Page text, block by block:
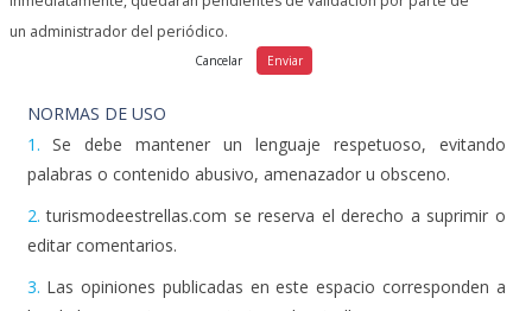
un administrador del periódico.
NORMAS DE USO
1. Se debe mantener un lenguaje respetuoso, evitando
palabras o contenido abusivo, amenazador u obsceno.
2. turismodeestrellas.com se reserva el derecho a suprimir o
editar comentarios.
3. Las opiniones publicadas en este espacio corresponden a